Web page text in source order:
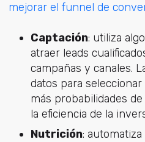
mejorar el funnel de
Captación: utiliza
atraer leads
campañas y canales.
datos para
más probabilidades
la eficiencia de la
Nutrición: